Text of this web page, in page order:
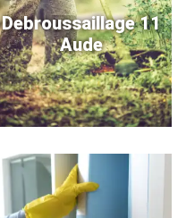
Debroussaillage 11
Aude